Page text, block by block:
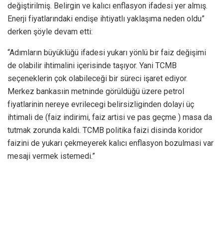
değiştirilmiş. Belirgin ve kalıcı enflasyon ifadesi yer almış.
Enerji fiyatlarındaki endişe ihtiyatlı yaklaşıma neden oldu”
derken şöyle devam etti:
“Adımların büyüklüğü ifadesi yukarı yönlü bir faiz değişimi
de olabilir ihtimalini içerisinde taşıyor. Yani TCMB
seçeneklerin çok olabileceği bir süreci işaret ediyor.
Merkez bankasıin metninde görüldüğü üzere petrol
fiyatlarinin nereye evrilecegi belirsizliginden dolayi üç
ihtimali de (faiz indirimi, faiz artisi ve pas geçme ) masa da
tutmak zorunda kaldi. TCMB politika faizi disinda koridor
faizini de yukarı çekmeyerek kalıcı enflasyon bozulmasi var
mesaji vermek istemedi.”